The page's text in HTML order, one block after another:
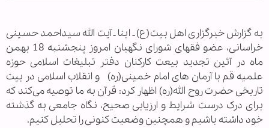
به گزارش خبرگزاری اهل بیت(ع) ـ ابنا ـ آیت الله سیداحمد حسینی
خراسانی، عضو فقهای شورای نگهبان امروز پنجشنبه 18 بهمن
ماه در آئین تجدید بیعت کارکنان دفتر تبلیغات اسلامی حوزه
علمیه قم با آرمان های امام خمینی(ره) و انقلاب اسلامی در بیت
تاریخی حضرت روح الله(ره) اظهار کرد: قرآن به ما توصیه می‌کند که
برای درک درست شرایط و ارزیابی صحیح، نگاه جامعی به گذشته
خود داشته باشیم و همچنین وضعیت کنونی را تحلیل کنیم.